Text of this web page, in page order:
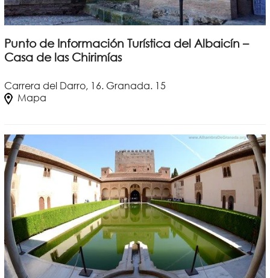
Punto de Información Turística del Albaicín –
Casa de las Chirimías
Carrera del Darro, 16. Granada. 15
Mapa